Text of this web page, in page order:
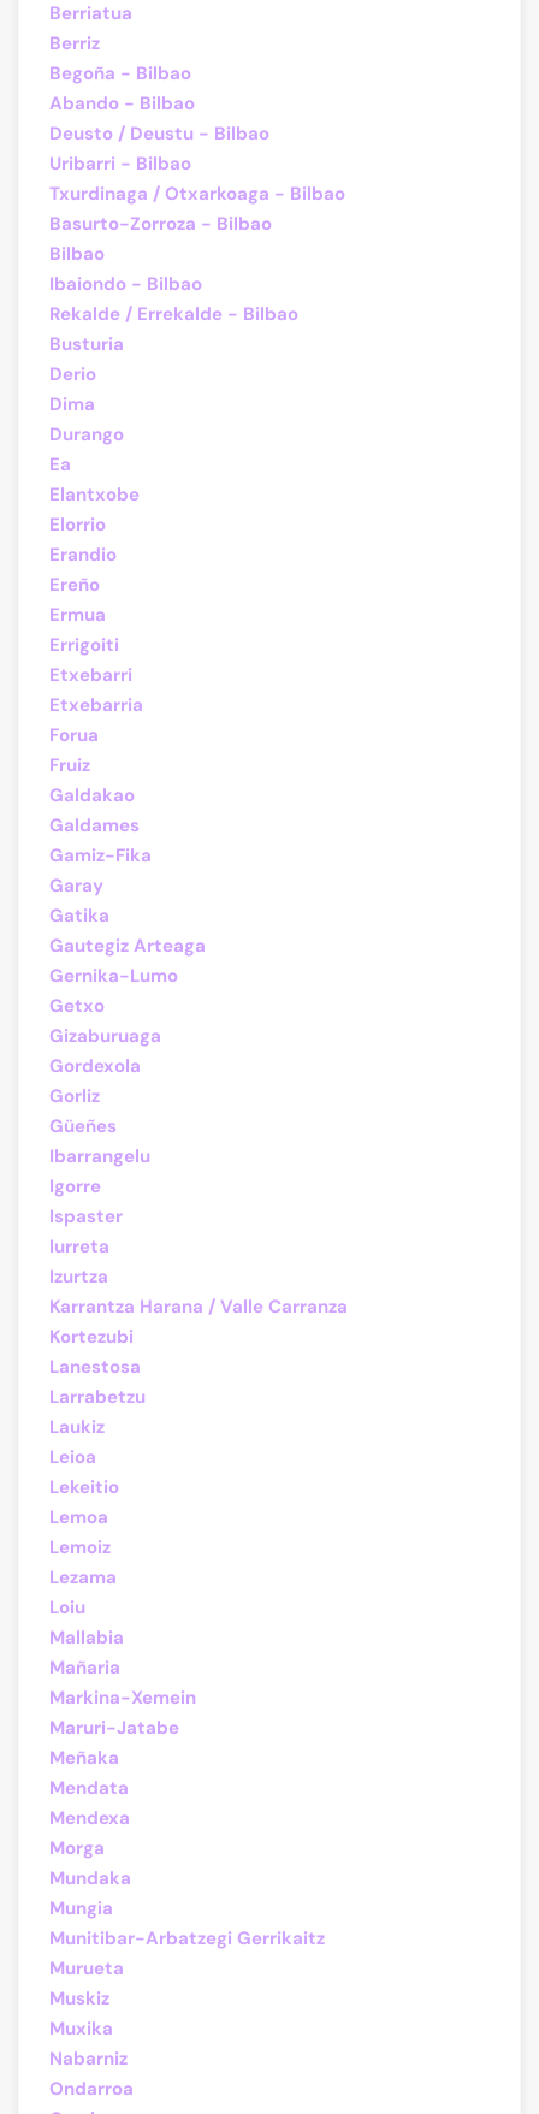
Berriatua
Berriz
Begoña - Bilbao
Abando - Bilbao
Deusto / Deustu - Bilbao
Uribarri - Bilbao
Txurdinaga / Otxarkoaga - Bilbao
Basurto-Zorroza - Bilbao
Bilbao
Ibaiondo - Bilbao
Rekalde / Errekalde - Bilbao
Busturia
Derio
Dima
Durango
Ea
Elantxobe
Elorrio
Erandio
Ereño
Ermua
Errigoiti
Etxebarri
Etxebarria
Forua
Fruiz
Galdakao
Galdames
Gamiz-Fika
Garay
Gatika
Gautegiz Arteaga
Gernika-Lumo
Getxo
Gizaburuaga
Gordexola
Gorliz
Güeñes
Ibarrangelu
Igorre
Ispaster
Iurreta
Izurtza
Karrantza Harana / Valle Carranza
Kortezubi
Lanestosa
Larrabetzu
Laukiz
Leioa
Lekeitio
Lemoa
Lemoiz
Lezama
Loiu
Mallabia
Mañaria
Markina-Xemein
Maruri-Jatabe
Meñaka
Mendata
Mendexa
Morga
Mundaka
Mungia
Munitibar-Arbatzegi Gerrikaitz
Murueta
Muskiz
Muxika
Nabarniz
Ondarroa